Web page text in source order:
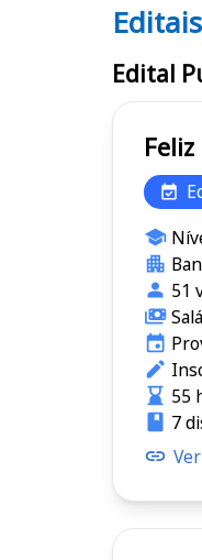
Editais
Editais
Edital
51
55
7